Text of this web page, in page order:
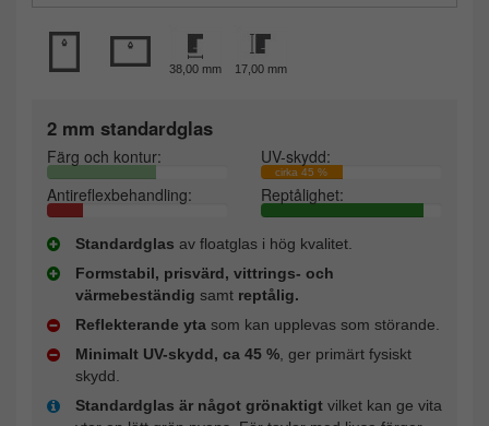
38,00 mm 17,00 mm
2 mm standardglas
Färg och kontur: UV-skydd:
cirka 45 %
Antireflexbehandling: Reptålighet:
Standardglas av floatglas i hög kvalitet.
Formstabil, prisvärd, vittrings- och
värmebeständig samt reptålig.
Reflekterande yta som kan upplevas som störande.
Minimalt UV-skydd, ca 45 % , ger primärt fysiskt
skydd.
Standardglas är något grönaktigt vilket kan ge vita